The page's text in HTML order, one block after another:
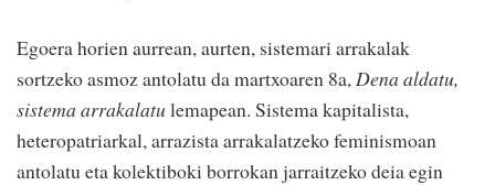
Egoera horien aurrean, aurten, sistemari arrakalak
sortzeko asmoz antolatu da martxoaren 8a, Dena aldatu,
sistema arrakalatu lemapean. Sistema kapitalista,
heteropatriarkal, arrazista arrakalatzeko feminismoan
antolatu eta kolektiboki borrokan jarraitzeko deia egin